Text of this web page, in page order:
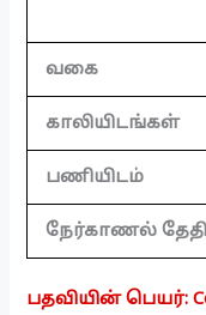
வகை
காலியிடங்கள்
பணியிடம்
நேர்காணல் தேதி
பதவியின் பெயர்: